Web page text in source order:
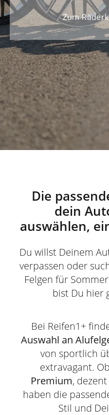
Zum
Die
dein
auswählen,
Du willst Deinem
verpassen oder
Felgen für
bist Du hier
Bei Reifen1+
Auswahl an
von sportlich
extravagant. Ob
Premium,
haben die
Stil und